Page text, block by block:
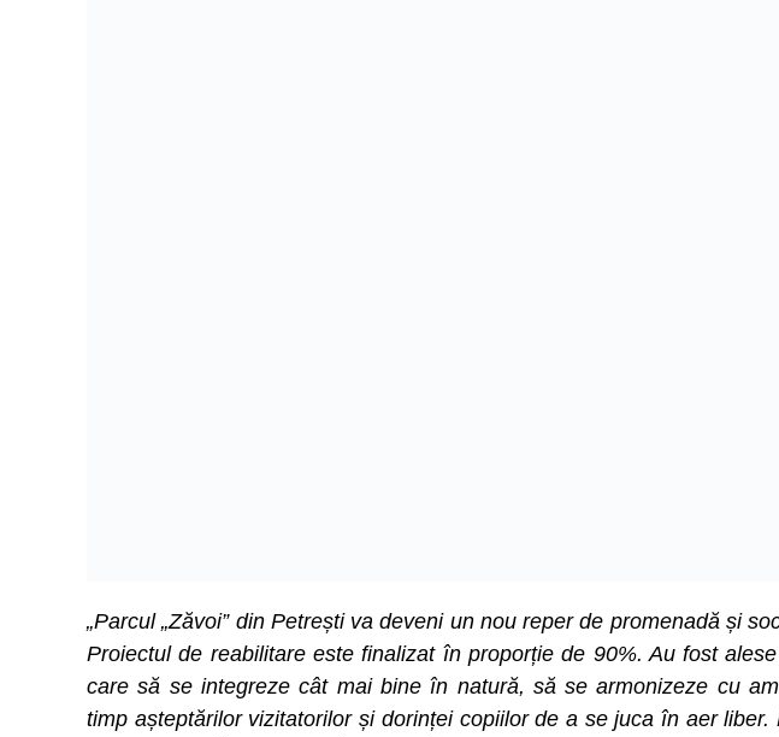
„Parcul „Zăvoi” din Petrești va deveni un nou reper de promenadă și
Proiectul de reabilitare este finalizat în proporție de 90%. Au fost
care să se integreze cât mai bine în natură, să se armonizeze cu
timp așteptărilor vizitatorilor și dorinței copiilor de a se juca în aer